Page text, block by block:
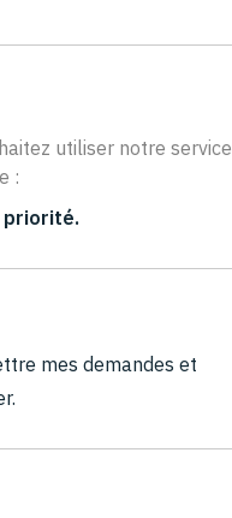
utiliser notre
:
priorité.
mes demandes et